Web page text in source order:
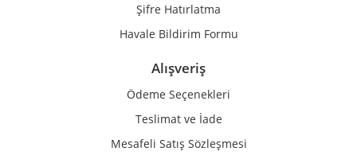
Şifre Hatırlatma
Havale Bildirim Formu
Alışveriş
Ödeme Seçenekleri
Teslimat ve İade
Mesafeli Satış Sözleşmesi